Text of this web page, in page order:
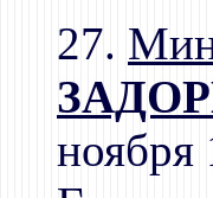
27.
ноября